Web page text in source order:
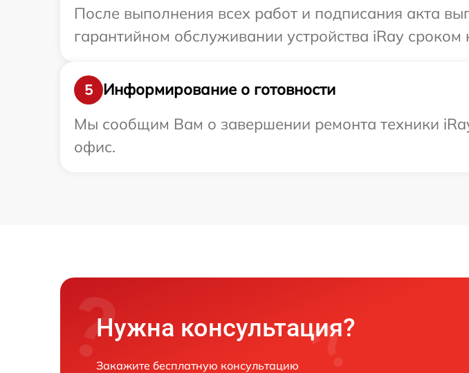
После выполнения всех работ и подписания акта
гарантийном обслуживании устройства iRay сроком
5
Информирование о готовности
Мы сообщим Вам о завершении ремонта техники
офис.
Нужна консультация?
Закажите бесплатную консультацию